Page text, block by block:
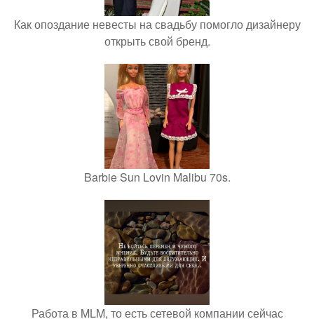
Как опоздание невесты на свадьбу помогло дизайнеру
открыть свой бренд.
Barbie Sun Lovin Malibu 70s.
Работа в MLM, то есть сетевой компании сейчас